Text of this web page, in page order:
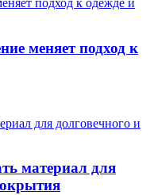
меняет подход к
материал для